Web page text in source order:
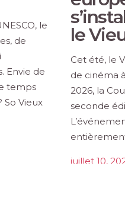
le
de
Envie de
temps
So Vieux
le
Cet été, le
de cinéma
2026, la
seconde
juillet 10,